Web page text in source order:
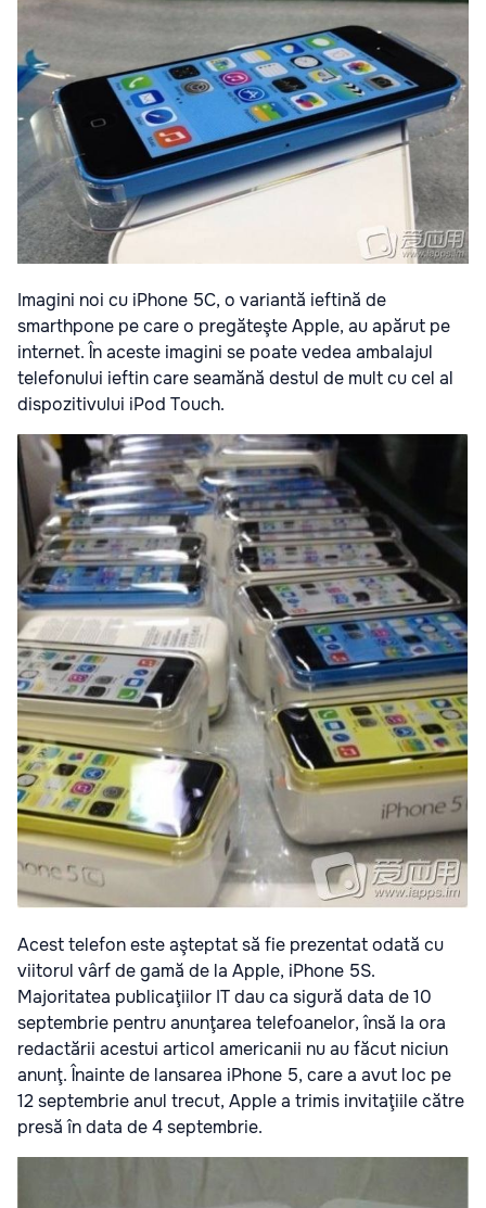
Imagini noi cu iPhone 5C, o variantă ieftină de
smarthpone pe care o pregăteşte Apple, au apărut pe
internet. În aceste imagini se poate vedea ambalajul
telefonului ieftin care seamănă destul de mult cu cel al
dispozitivului iPod Touch.
Acest telefon este aşteptat să fie prezentat odată cu
viitorul vârf de gamă de la Apple, iPhone 5S.
Majoritatea publicaţiilor IT dau ca sigură data de 10
septembrie pentru anunţarea telefoanelor, însă la ora
redactării acestui articol americanii nu au făcut niciun
anunţ. Înainte de lansarea iPhone 5, care a avut loc pe
12 septembrie anul trecut, Apple a trimis invitaţiile către
presă în data de 4 septembrie.